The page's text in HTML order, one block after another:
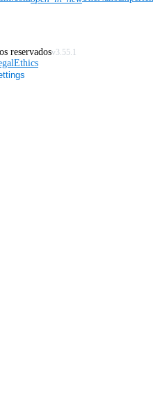
reservadosv3.55.1
Ethics